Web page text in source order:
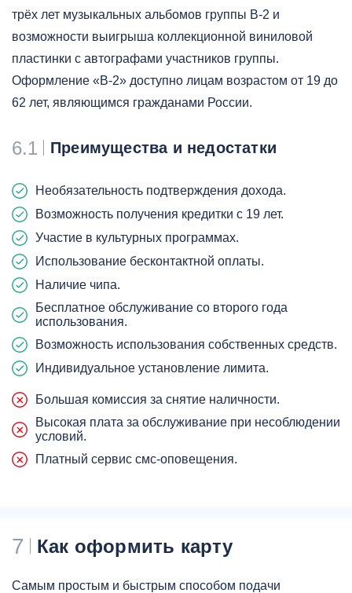
трёх лет музыкальных альбомов группы B-2 и
возможности выигрыша коллекционной виниловой
пластинки с автографами участников группы.
Оформление «B-2» доступно лицам возрастом от 19 до
62 лет, являющимся гражданами России.
6.1 Преимущества и недостатки
Необязательность подтверждения дохода.
Возможность получения кредитки с 19 лет.
Участие в культурных программах.
Использование бесконтактной оплаты.
Наличие чипа.
Бесплатное обслуживание со второго года
использования.
Возможность использования собственных средств.
Индивидуальное установление лимита.
Большая комиссия за снятие наличности.
Высокая плата за обслуживание при несоблюдении
условий.
Платный сервис смс-оповещения.
7 Как оформить карту
Самым простым и быстрым способом подачи